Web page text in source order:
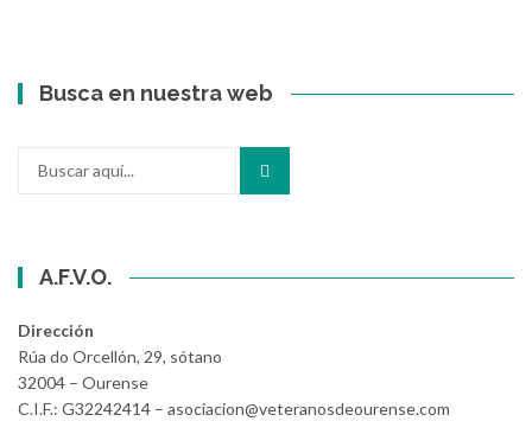
Busca en nuestra web
A.F.V.O.
Dirección
Rúa do Orcellón, 29, sótano
32004 – Ourense
C.I.F.: G32242414 – asociacion@veteranosdeourense.com